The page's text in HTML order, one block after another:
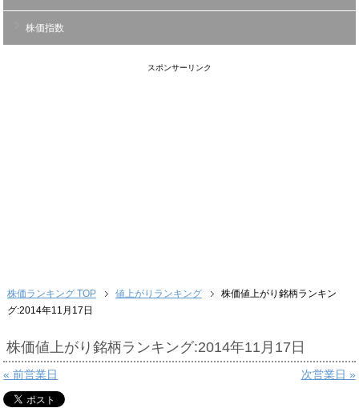
株価指数
スポンサーリンク
株価ランキング TOP 値上がりランキング
株価値上がり銘柄ランキン
グ:2014年11月17日
株価値上がり銘柄ランキング:2014年11月17日
« 前営業日 次営業日 »